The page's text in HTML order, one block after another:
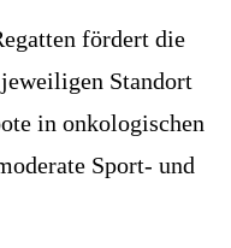
fördert die
Standort
in onkologischen
Sport- und